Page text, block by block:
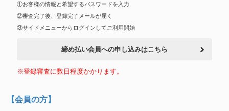
①お客様の情報と希望するパスワードを入力
②審査完了後、登録完了メールが届く
③サイドメニューからログインしてご利用開始
締め払い会員への申し込みはこちら
※登録審査に数日程度かかります。
【会員の方】